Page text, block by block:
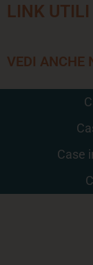
LINK UTILI
VEDI ANCHE
Case